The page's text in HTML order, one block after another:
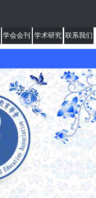
学会会刊 学术研究 联系我们